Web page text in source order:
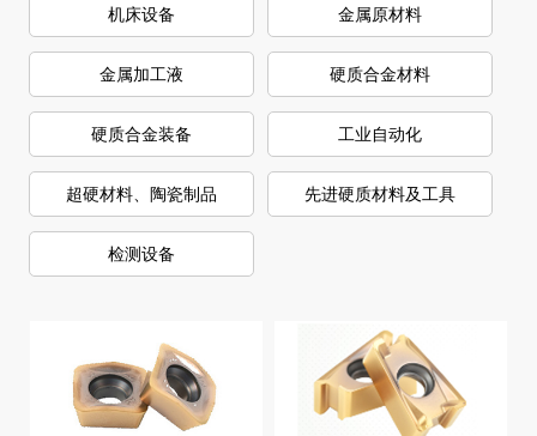
机床设备 金属原材料
金属加工液 硬质合金材料
硬质合金装备 工业自动化
超硬材料、陶瓷制品 先进硬质材料及工具
检测设备